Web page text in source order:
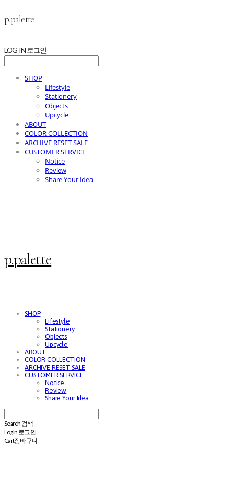
p.palette
LOG IN 로그인
SHOP
Lifestyle
Stationery
Objects
Upcycle
ABOUT
COLOR COLLECTION
ARCHIVE RESET SALE
CUSTOMER SERVICE
Notice
Review
Share Your Idea
p.palette
SHOP
Lifestyle
Stationery
Objects
Upcycle
ABOUT
COLOR COLLECTION
ARCHIVE RESET SALE
CUSTOMER SERVICE
Notice
Review
Share Your Idea
Search 검색
Log In 로그인
Cart장바구니